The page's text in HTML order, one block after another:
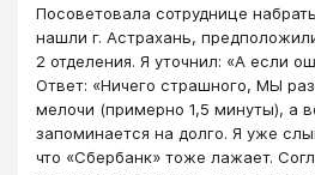
Посоветовала сотруднице
нашли г. Астрахань,
2 отделения. Я уточнил: «А если
Ответ: «Ничего страшного, МЫ
мелочи (примерно 1,5 минуты), а
запоминается на долго. Я уже
что «Сбербанк» тоже лажает.